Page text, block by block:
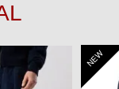
NEW